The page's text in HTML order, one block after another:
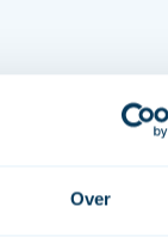
Over